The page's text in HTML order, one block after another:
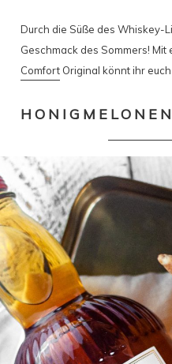
Durch die Süße des Whiskey-
Geschmack des Sommers!
Comfort Original könnt ihr